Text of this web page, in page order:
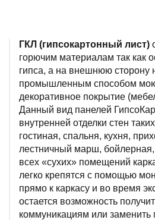
ГКЛ (гипсокартонный лист)
горючим материалам так как
гипса, а на внешнюю сторону
промышленным способом
декоративное покрытие
Данный вид панелей
внутренней отделки стен
гостиная, спальня, кухня,
лестничный марш, бойлерная,
всех «сухих» помещений
легко крепятся с помощью
прямо к каркасу и во время
остается возможность
коммуникациям или